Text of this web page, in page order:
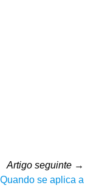
Artigo seguinte →
Quando se aplica a